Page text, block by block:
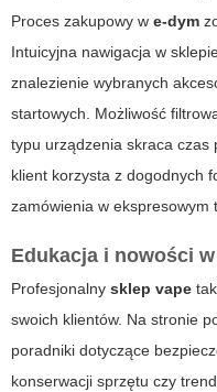
Proces zakupowy w e-dym
Intuicyjna nawigacja w
znalezienie wybranych
startowych. Możliwość
typu urządzenia skraca czas
klient korzysta z dogodnych
zamówienia w ekspresowym
Edukacja i nowości
Profesjonalny sklep vape
swoich klientów. Na stronie
poradniki dotyczące
konserwacji sprzętu czy